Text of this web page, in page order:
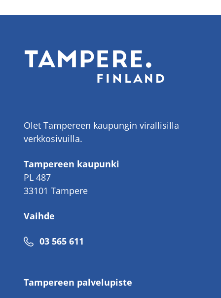
Olet Tampereen kaupungin virallisilla
verkkosivuilla.
Tampereen kaupunki
PL 487
33101 Tampere
Vaihde
Puhelinnumero
03 565 611
Tampereen palvelupiste